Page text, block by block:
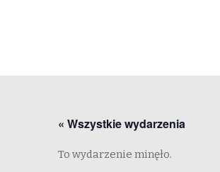
« Wszystkie wydarzenia
To wydarzenie minęło.